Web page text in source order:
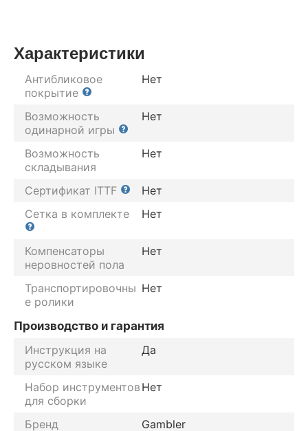
Характеристики
Антибликовое
покрытие
Нет
Возможность
одинарной игры
Нет
Возможность
складывания
Нет
Сертификат ITTF
Нет
Сетка в комплекте
Нет
Компенсаторы
неровностей пола
Нет
Транспортировочны
е ролики
Нет
Производство и гарантия
Инструкция на
русском языке
Да
Набор инструментов
для сборки
Нет
Бренд Gambler